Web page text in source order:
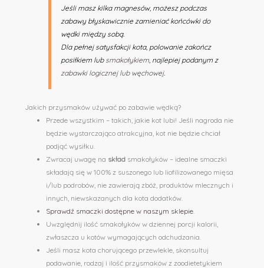
Jeśli masz kilka magnesów, możesz podczas
zabawy błyskawicznie zamieniać końcówki do
wędki między sobą.
Dla pełnej satysfakcji kota, polowanie zakończ
posiłkiem lub smakołykiem, najlepiej podanym z
zabawki logicznej lub węchowej.
Jakich przysmaków używać po zabawie wędką?
Przede wszystkim – takich, jakie kot lubi! Jeśli nagroda nie
będzie wystarczająco atrakcyjna, kot nie będzie chciał
podjąć wysiłku.
Zwracaj uwagę na skład smakołyków – idealne smaczki
składają się w 100% z suszonego lub liofilizowanego mięsa
i/lub podrobów, nie zawierają zbóż, produktów mlecznych i
innych, niewskazanych dla kota dodatków.
Sprawdź smaczki dostępne w naszym sklepie
Uwzględnij ilość smakołyków w dziennej porcji kalorii,
zwłaszcza u kotów wymagających odchudzania.
Jeśli masz kota chorującego przewlekle, skonsultuj
podawanie, rodzaj i ilość przysmaków z zoodietetykiem